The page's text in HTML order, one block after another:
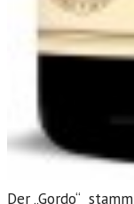
Der „Gordo“